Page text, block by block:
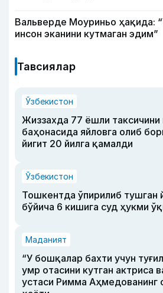
Вальверде Моуриньо ҳақида:
инсон эканини кутмаган эдим”
Тавсиялар
Ўзбекистон
Жиззахда 77 ёшли
баҳонасида яйловга олиб
йигит 20 йилга қамалди
Ўзбекистон
Тошкентда ўпирилиб тушган
бўйича 6 кишига суд ҳукми
Маданият
“У бошқалар бахти учун
умр отасини кутган актриса
устаси Римма Аҳмедованинг